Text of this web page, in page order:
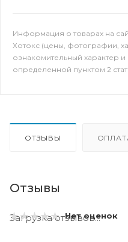
Информация о товарах на
Хотокс (цены, фотографии,
ознакомительный характер
определенной пунктом 2
ОТЗЫВЫ
Отзывы
Нет оценок
Загрузка отзывов...